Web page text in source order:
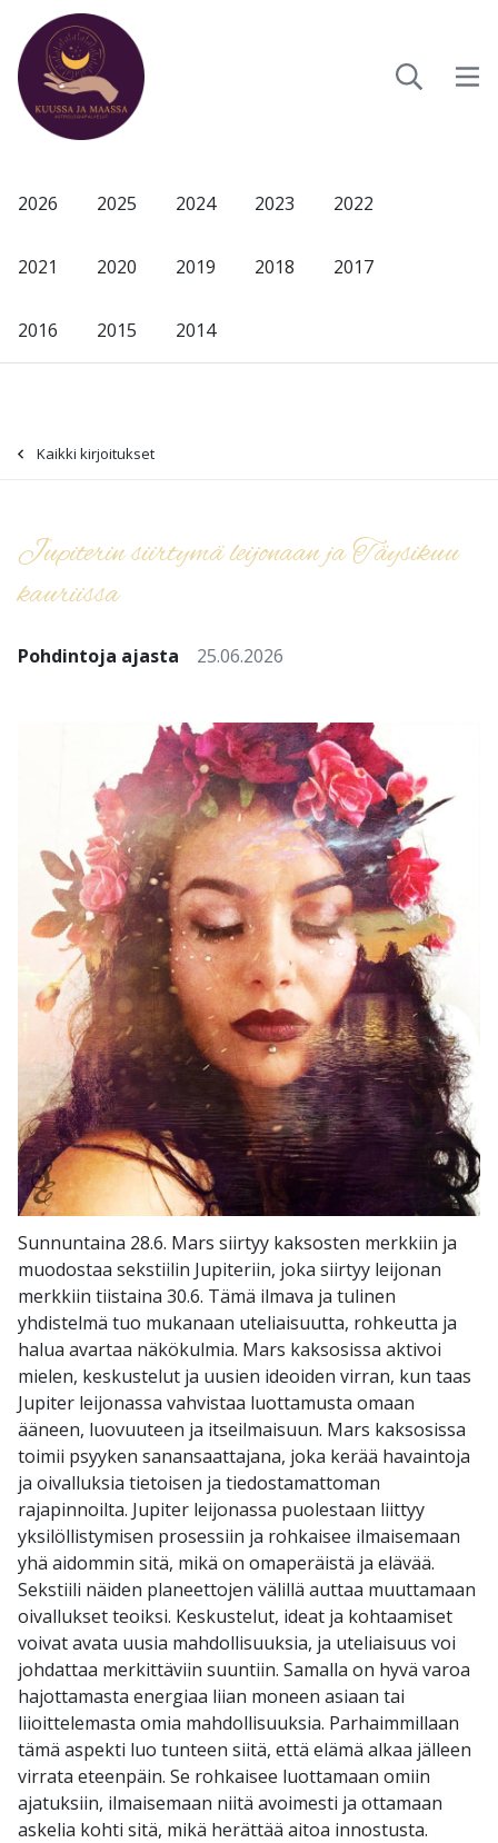
2026 2025 2024 2023 2022
2021 2020 2019 2018 2017
2016 2015 2014
Kaikki kirjoitukset
Jupiterin siirtymä leijonaan ja Täysikuu
kauriissa
Pohdintoja ajasta 25.06.2026
Sunnuntaina 28.6. Mars siirtyy kaksosten merkkiin ja
muodostaa sekstiilin Jupiteriin, joka siirtyy leijonan
merkkiin tiistaina 30.6. Tämä ilmava ja tulinen
yhdistelmä tuo mukanaan uteliaisuutta, rohkeutta ja
halua avartaa näkökulmia. Mars kaksosissa aktivoi
mielen, keskustelut ja uusien ideoiden virran, kun taas
Jupiter leijonassa vahvistaa luottamusta omaan
ääneen, luovuuteen ja itseilmaisuun. Mars kaksosissa
toimii psyyken sanansaattajana, joka kerää havaintoja
ja oivalluksia tietoisen ja tiedostamattoman
rajapinnoilta. Jupiter leijonassa puolestaan liittyy
yksilöllistymisen prosessiin ja rohkaisee ilmaisemaan
yhä aidommin sitä, mikä on omaperäistä ja elävää.
Sekstiili näiden planeettojen välillä auttaa muuttamaan
oivallukset teoiksi. Keskustelut, ideat ja kohtaamiset
voivat avata uusia mahdollisuuksia, ja uteliaisuus voi
johdattaa merkittäviin suuntiin. Samalla on hyvä varoa
hajottamasta energiaa liian moneen asiaan tai
liioittelemasta omia mahdollisuuksia. Parhaimmillaan
tämä aspekti luo tunteen siitä, että elämä alkaa jälleen
virrata eteenpäin. Se rohkaisee luottamaan omiin
ajatuksiin, ilmaisemaan niitä avoimesti ja ottamaan
askelia kohti sitä, mikä herättää aitoa innostusta.